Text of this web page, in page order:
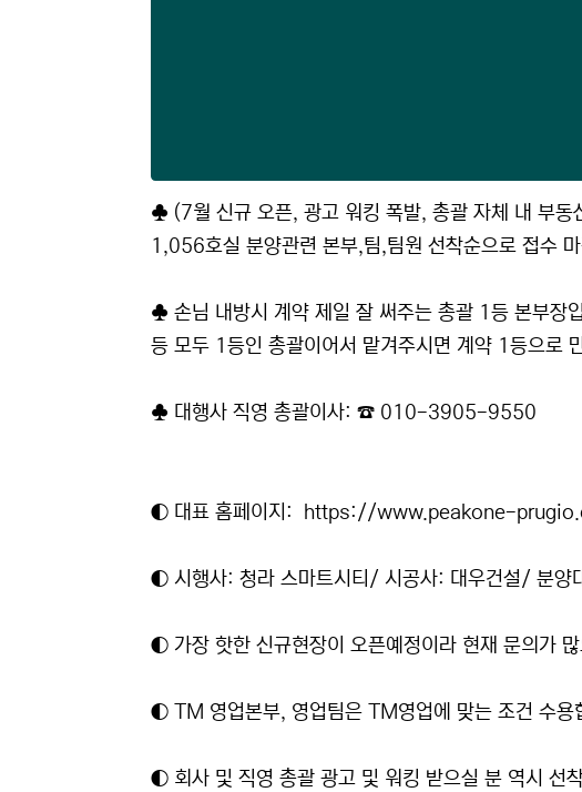
♣ (7월 신규 오픈, 광고 워킹 폭발, 총괄 자체 내 부동
1,056호실 분양관련 본부,팀,팀원 선착순으로 접수
♣ 손님 내방시 계약 제일 잘 써주는 총괄 1등 본부장
등 모두 1등인 총괄이어서 맡겨주시면 계약 1등으로
♣ 대행사 직영 총괄이사: ☎ 010-3905-9550
◐ 대표 홈페이지: https://www.peakone-
◐ 시행사: 청라 스마트시티/ 시공사: 대우건설/ 분양
◐ 가장 핫한 신규현장이 오픈예정이라 현재 문의가
◐ TM 영업본부, 영업팀은 TM영업에 맞는 조건 수용
◐ 회사 및 직영 총괄 광고 및 워킹 받으실 분 역시 선